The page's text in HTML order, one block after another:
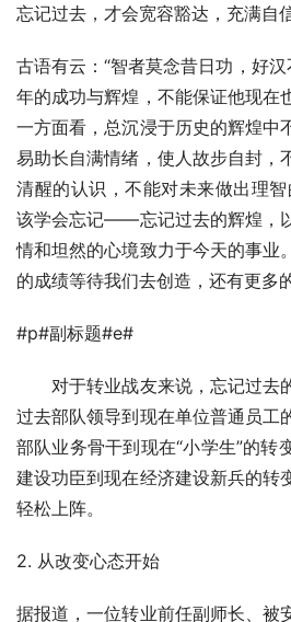
忘记过去，才会宽容豁达，充满自信
古语有云：“智者莫念昔日功，好
年的成功与辉煌，不能保证他现在
一方面看，总沉浸于历史的辉煌中
易助长自满情绪，使人故步自封，
清醒的认识，不能对未来做出理
该学会忘记——忘记过去的辉煌，
情和坦然的心境致力于今天的事业
的成绩等待我们去创造，还有更多
#p#副标题#e#
对于转业战友来说，忘记过去
过去部队领导到现在单位普通员工
部队业务骨干到现在“小学生”的转
建设功臣到现在经济建设新兵的转
轻松上阵。
2. 从改变心态开始
据报道，一位转业前任副师长、被